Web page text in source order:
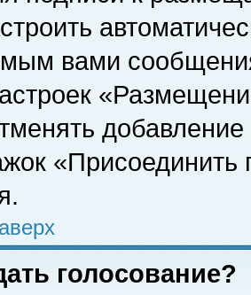
вами
«Присоединить
голосование?